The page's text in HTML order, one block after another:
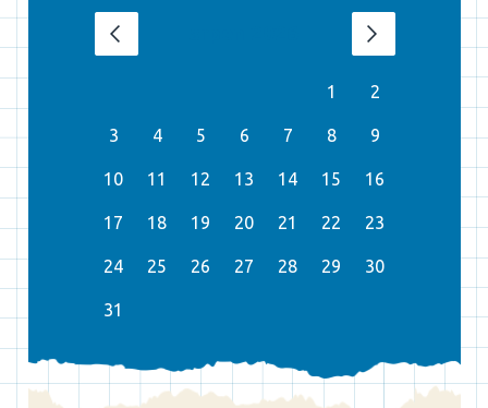
1 2
3 4 5 6 7 8 9
10 11 12 13 14 15 16
17 18 19 20 21 22 23
24 25 26 27 28 29 30
31